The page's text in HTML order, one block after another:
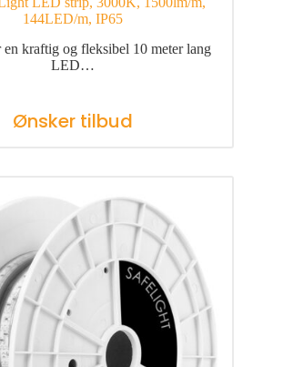
144LED/m, IP65
en kraftig og fleksibel 10 meter lang
LED…
Ønsker tilbud